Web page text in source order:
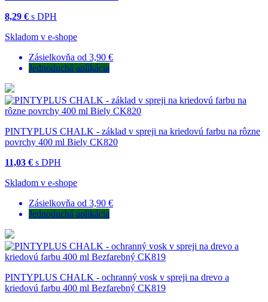
8,29 € s DPH
Skladom v e-shope
Zásielkovňa od 3,90 €
Jednoduchá aplikácia
PINTYPLUS CHALK - základ v spreji na kriedovú farbu na rôzne
povrchy 400 ml Biely CK820
11,03 € s DPH
Skladom v e-shope
Zásielkovňa od 3,90 €
Jednoduchá aplikácia
PINTYPLUS CHALK - ochranný vosk v spreji na drevo a
kriedovú farbu 400 ml Bezfarebný CK819